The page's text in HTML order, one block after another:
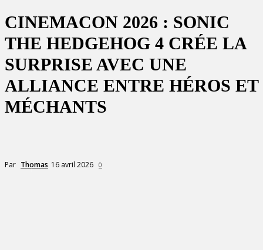
CINEMACON 2026 : SONIC
THE HEDGEHOG 4 CRÉE LA
SURPRISE AVEC UNE
ALLIANCE ENTRE HÉROS ET
MÉCHANTS
Par Thomas 16 avril 2026 0